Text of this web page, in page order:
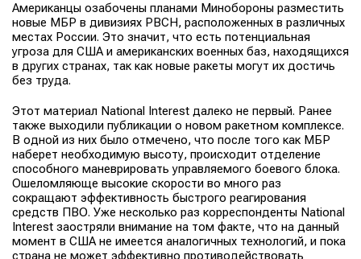
Американцы озабочены планами Минобороны разместить
новые МБР в дивизиях РВСН, расположенных в различных
местах России. Это значит, что есть потенциальная
угроза для США и американских военных баз, находящихся
в других странах, так как новые ракеты могут их достичь
без труда.
Этот материал National Interest далеко не первый. Ранее
также выходили публикации о новом ракетном комплексе.
В одной из них было отмечено, что после того как МБР
наберет необходимую высоту, происходит отделение
способного маневрировать управляемого боевого блока.
Ошеломляюще высокие скорости во много раз
сокращают эффективность быстрого реагирования
средств ПВО. Уже несколько раз корреспонденты National
Interest заостряли внимание на том факте, что на данный
момент в США не имеется аналогичных технологий, и пока
страна не может эффективно противодействовать